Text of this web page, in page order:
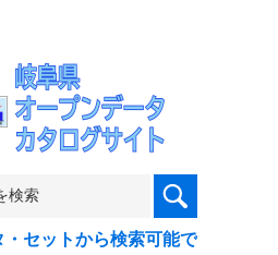
セットから検索可能で